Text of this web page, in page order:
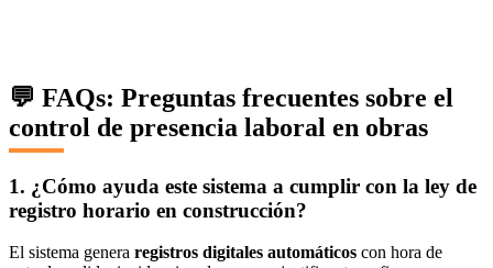
💬 FAQs: Preguntas frecuentes sobre el
control de presencia laboral en obras
1. ¿Cómo ayuda este sistema a cumplir con la ley de
registro horario en construcción?
El sistema genera registros digitales automáticos con hora de